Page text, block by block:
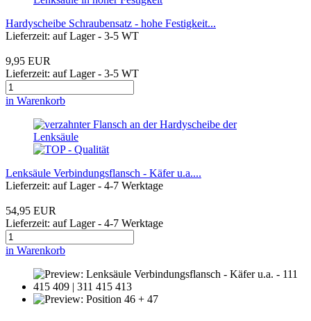
Hardyscheibe Schraubensatz - hohe Festigkeit...
Lieferzeit: auf Lager - 3-5 WT
9,95 EUR
Lieferzeit: auf Lager - 3-5 WT
in Warenkorb
Lenksäule Verbindungsflansch - Käfer u.a....
Lieferzeit: auf Lager - 4-7 Werktage
54,95 EUR
Lieferzeit: auf Lager - 4-7 Werktage
in Warenkorb